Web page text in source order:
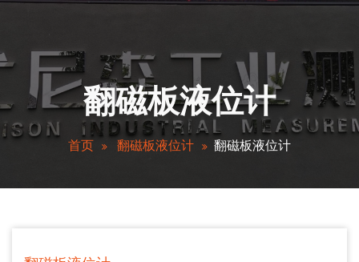
翻磁板液位计
首页 翻磁板液位计 翻磁板液位计